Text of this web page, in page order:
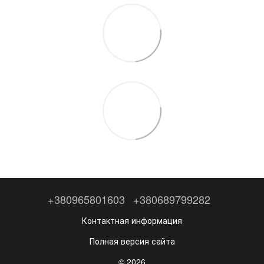
+380965801603 +380689799282
Контактная информация
Полная версия сайта
© 2026